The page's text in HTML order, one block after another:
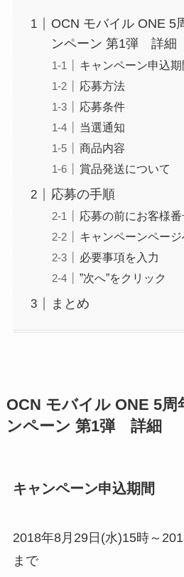
OCN モバイル ONE 5
ンペーン 第1弾 詳細
キャンペーン申込期
応募方法
応募条件
当選通知
商品内容
賞品発送について
応募の手順
応募の前にお客様
キャンペーンペー
必要事項を入力
”次へ”をクリック
まとめ
OCN モバイル ONE 5
ンペーン 第1弾 詳細
キャンペーン申込期間
2018年8月29日(水)15時～
まで